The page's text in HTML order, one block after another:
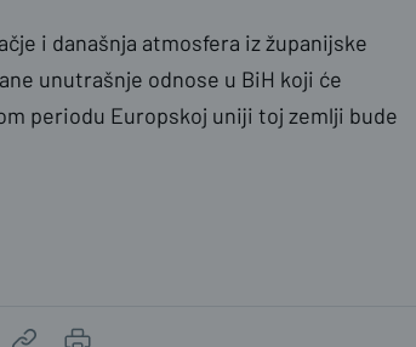
i današnja atmosfera iz županijske
unutrašnje odnose u BiH koji će
periodu Europskoj uniji toj zemlji bude